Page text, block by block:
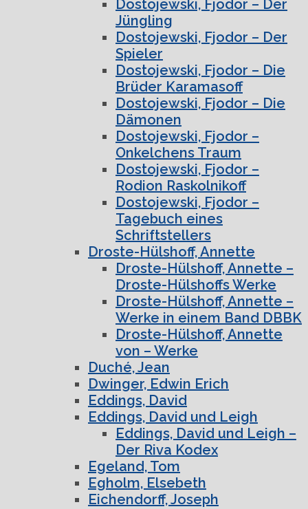
Dostojewski, Fjodor – Der
Jüngling
Dostojewski, Fjodor – Der
Spieler
Dostojewski, Fjodor – Die
Brüder Karamasoff
Dostojewski, Fjodor – Die
Dämonen
Dostojewski, Fjodor –
Onkelchens Traum
Dostojewski, Fjodor –
Rodion Raskolnikoff
Dostojewski, Fjodor –
Tagebuch eines
Schriftstellers
Droste-Hülshoff, Annette
Droste-Hülshoff, Annette –
Droste-Hülshoffs Werke
Droste-Hülshoff, Annette –
Werke in einem Band DBBK
Droste-Hülshoff, Annette
von – Werke
Duché, Jean
Dwinger, Edwin Erich
Eddings, David
Eddings, David und Leigh
Eddings, David und Leigh –
Der Riva Kodex
Egeland, Tom
Egholm, Elsebeth
Eichendorff, Joseph